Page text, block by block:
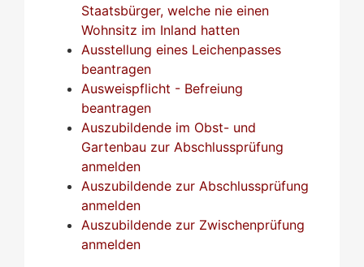
Staatsbürger, welche nie einen
Wohnsitz im Inland hatten
Ausstellung eines Leichenpasses
beantragen
Ausweispflicht - Befreiung
beantragen
Auszubildende im Obst- und
Gartenbau zur Abschlussprüfung
anmelden
Auszubildende zur Abschlussprüfung
anmelden
Auszubildende zur Zwischenprüfung
anmelden